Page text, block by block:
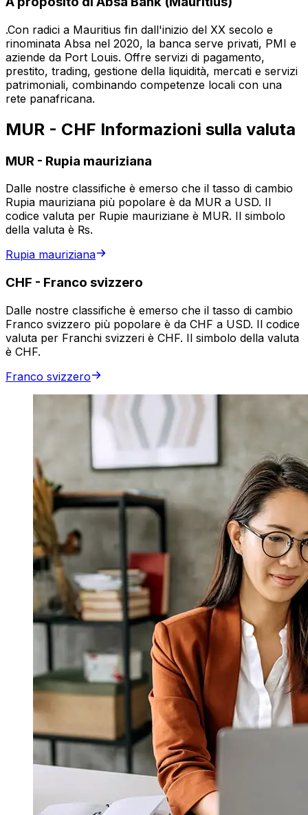
.Con radici a Mauritius fin dall'inizio del XX secolo e
rinominata Absa nel 2020, la banca serve privati, PMI e
aziende da Port Louis. Offre servizi di pagamento,
prestito, trading, gestione della liquidità, mercati e servizi
patrimoniali, combinando competenze locali con una
rete panafricana.
MUR - CHF Informazioni sulla valuta
MUR - Rupia mauriziana
Dalle nostre classifiche è emerso che il tasso di cambio
Rupia mauriziana più popolare è da MUR a USD. Il
codice valuta per Rupie mauriziane è MUR. Il simbolo
della valuta è ₨.
Rupia mauriziana
CHF - Franco svizzero
Dalle nostre classifiche è emerso che il tasso di cambio
Franco svizzero più popolare è da CHF a USD. Il codice
valuta per Franchi svizzeri è CHF. Il simbolo della valuta
è CHF.
Franco svizzero